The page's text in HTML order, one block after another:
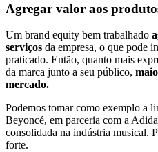
Agregar valor aos
Um brand equity bem trabalhado
serviços da empresa, o que pode
praticado. Então, quanto mais
da marca junto a seu público,
mercado.
Podemos tomar como exemplo a
Beyoncé, em parceria com a
consolidada na indústria musical.
forte.